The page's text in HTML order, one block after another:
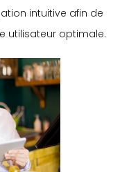
intuitive afin de
utilisateur optimale.